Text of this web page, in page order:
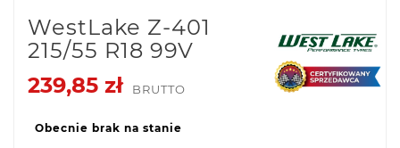
WestLake Z-401
215/55 R18 99V
239,85 zł
BRUTTO
Obecnie brak na stanie